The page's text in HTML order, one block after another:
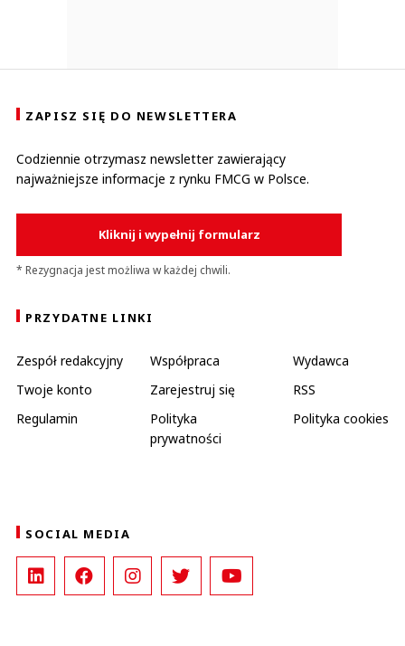
ZAPISZ SIĘ DO NEWSLETTERA
Codziennie otrzymasz newsletter zawierający
najważniejsze informacje z rynku FMCG w Polsce.
Kliknij i wypełnij formularz
* Rezygnacja jest możliwa w każdej chwili.
PRZYDATNE LINKI
Zespół redakcyjny Współpraca
Wydawca
Twoje konto
Zarejestruj się
RSS
Regulamin
Polityka
prywatności
Polityka cookies
SOCIAL MEDIA